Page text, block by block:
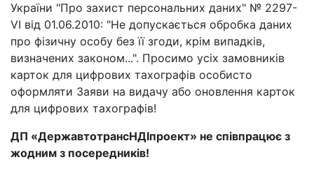
України "Про захист персональних даних" № 2297-
VI від 01.06.2010: "Не допускається обробка даних
про фізичну особу без її згоди, крім випадків,
визначених законом...". Просимо усіх замовників
карток для цифрових тахографів особисто
оформляти Заяви на видачу або оновлення карток
для цифрових тахографів!
ДП «ДержавтотрансНДІпроект» не співпрацює з
жодним з посередників!